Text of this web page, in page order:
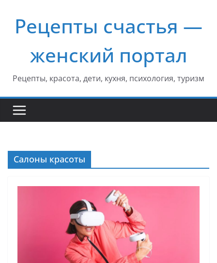
содержимому
Рецепты счастья —
женский портал
Рецепты, красота, дети, кухня, психология, туризм
Салоны красоты